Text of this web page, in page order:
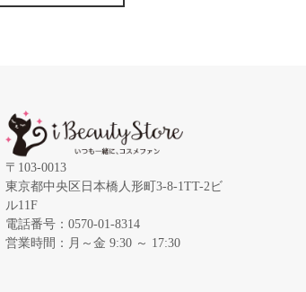
〒103-0013
東京都中央区日本橋人形町3-8-1TT-2ビ
ル11F
電話番号：0570-01-8314
営業時間：月～金 9:30 ～ 17:30